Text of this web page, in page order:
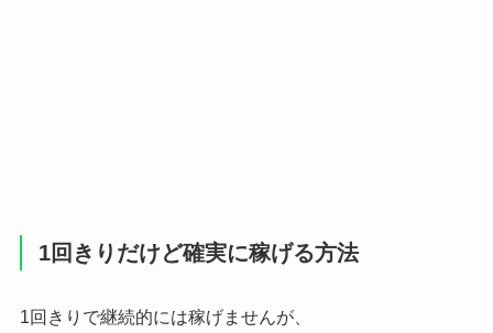
1回きりだけど確実に稼げる方法
1回きりで継続的には稼げませんが、